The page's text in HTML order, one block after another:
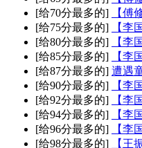
[给70分最多的]
【傅
[给75分最多的]
【李
[给80分最多的]
【李
[给85分最多的]
【李
[给87分最多的] 遭遇
[给90分最多的]
【李
[给92分最多的]
【李
[给94分最多的]
【李
[给96分最多的]
【李
[给98分最多的]
【王